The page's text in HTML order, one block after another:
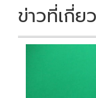
ข่าวที่เกี่ย